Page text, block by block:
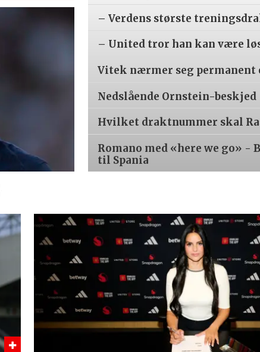
– Verdens største
– United tror han kan være
Vitek nærmer seg permanent
Nedslående Ornstein-beskjed
Hvilket draktnummer skal
Romano med «here we go» -
til Spania